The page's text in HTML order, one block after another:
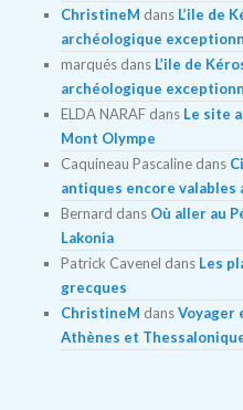
ChristineM dans L’ile de
archéologique
marquésdans L’ile de
archéologique
ELDA NARAFdans Le site
Mont Olympe
Caquineau Pascalinedans
antiques encore valables
Bernard dans Où aller au
Lakonia
Patrick Cavenel dans Les
grecques
ChristineM dansVoyager
Athènes et